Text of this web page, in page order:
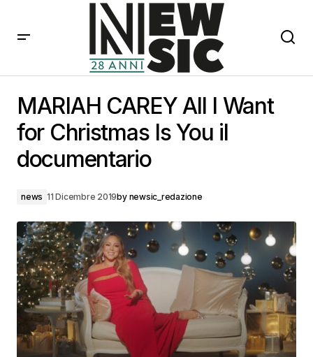
documentario
MARIAH CAREY All I Want
for Christmas Is You il
documentario
news 11 Dicembre 2019by newsic_redazione